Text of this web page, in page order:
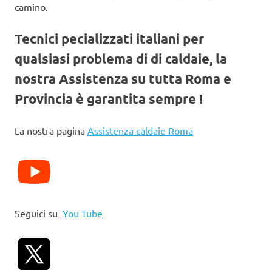
camino.
Tecnici pecializzati italiani per
qualsiasi problema di di caldaie, la
nostra Assistenza su tutta Roma e
Provincia è garantita sempre !
La nostra pagina Assistenza caldaie Roma
Seguici su You Tube